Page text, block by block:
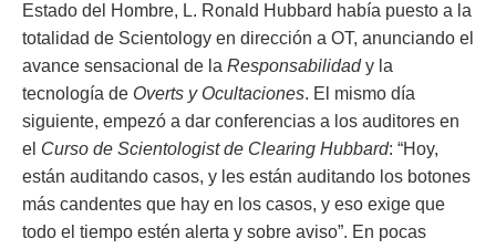
Estado del Hombre, L. Ronald Hubbard había puesto a la
totalidad de Scientology en dirección a OT, anunciando el
avance sensacional de la Responsabilidady la
tecnología de Overts y Ocultaciones. El mismo día
siguiente, empezó a dar conferencias a los auditores en
el Curso de Scientologist de Clearing Hubbard: “Hoy,
están auditando casos, y les están auditando los botones
más candentes que hay en los casos, y eso exige que
todo el tiempo estén alerta y sobre aviso”. En pocas